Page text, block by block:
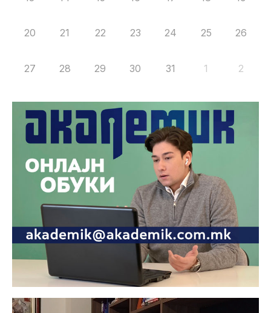
20 21 22 23 24 25 26
27 28 29 30 31 1 2